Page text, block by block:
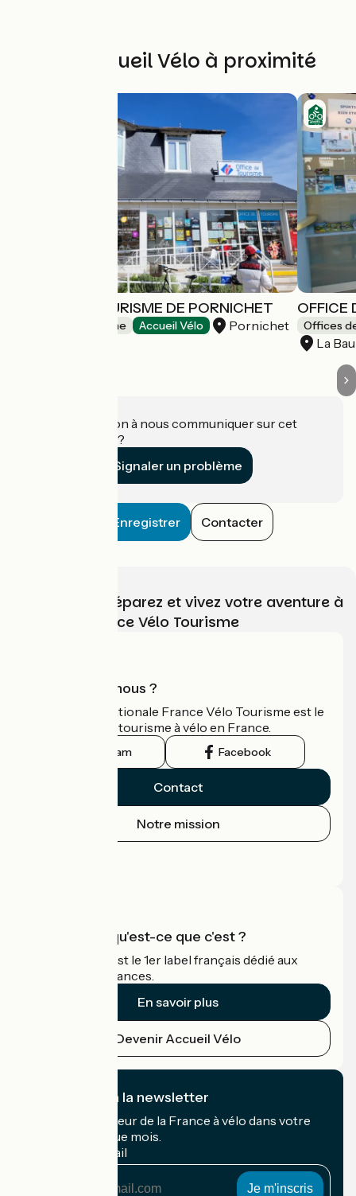
Autres Accueil Vélo à proximité
OFFICE DE TOURISME DE PORNICHET
Offices de Tourisme Accueil Vélo Pornichet
OFFICE
Offices
La
Une information à nous communiquer sur cet
établissement ?
Signaler un problème
Enregistrer Contacter
Choisissez, préparez et vivez votre aventure à
vélo avec France Vélo Tourisme
Qui sommes-nous ?
L'association nationale France Vélo Tourisme est le
guide officiel du tourisme à vélo en France.
Instagram Facebook
Contact
Notre mission
Accueil Vélo qu'est-ce que c'est ?
Accueil Vélo c'est le 1er label français dédié aux
cyclistes en vacances.
En savoir plus
Devenir Accueil Vélo
Je m'abonne à la newsletter
Recevez le meilleur de la France à vélo dans votre
boîte mail chaque mois.
Mon adresse mail